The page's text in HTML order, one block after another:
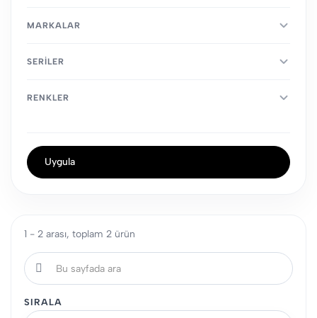
MARKALAR
SERILER
RENKLER
Uygula
1 - 2 arası, toplam 2 ürün
SIRALA